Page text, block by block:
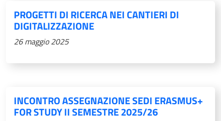
PROGETTI DI RICERCA NEI CANTIERI DI
DIGITALIZZAZIONE
26 maggio 2025
INCONTRO ASSEGNAZIONE SEDI ERASMUS+
FOR STUDY II SEMESTRE 2025/26